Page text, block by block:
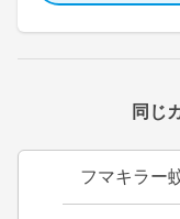
同じ
フマキラー